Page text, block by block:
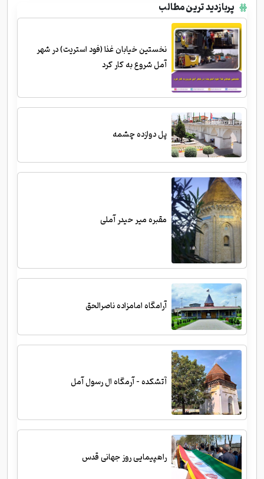
پربازدید ترین مطالب
نخستین خیابان غذا (فود استریت) در شهر
آمل شروع به کار کرد
پل دوازده چشمه
مقبره میر حیدر آملی
آرامگاه امامزاده ناصرالحق
آتشکده - آرمگاه ال رسول آمل
راهپیمایی روز جهانی قدس